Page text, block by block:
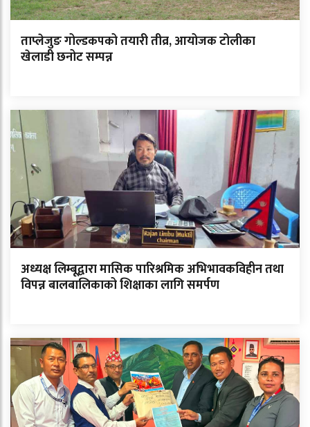
ताप्लेजुङ गोल्डकपको तयारी तीव्र, आयोजक टोलीका
खेलाडी छनोट सम्पन्न
अध्यक्ष लिम्बूद्वारा मासिक पारिश्रमिक अभिभावकविहीन तथा
विपन्न बालबालिकाको शिक्षाका लागि समर्पण